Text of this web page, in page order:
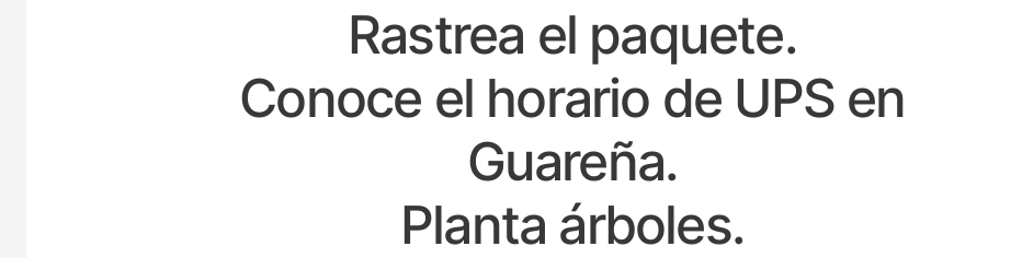
Rastrea el paquete.
Conoce el horario de UPS en
Guareña.
Planta árboles.